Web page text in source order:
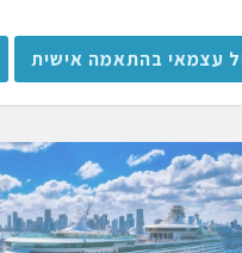
עצמאי בהתאמה אישית